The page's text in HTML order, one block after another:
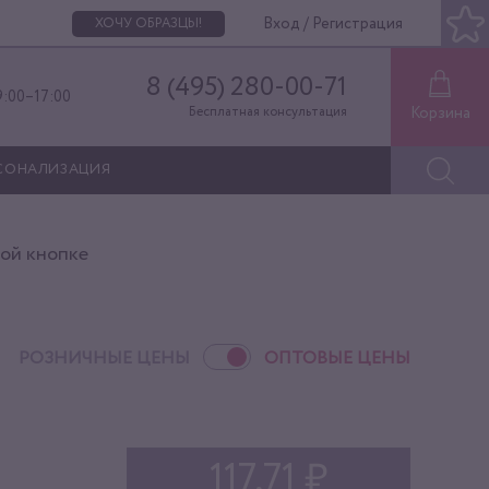
ХОЧУ ОБРАЗЦЫ! Вход / Регистрация
8 (495) 280-00-71
Бесплатная консультация Корзина
кнопке
ОПТОВЫЕ ЦЕНЫ